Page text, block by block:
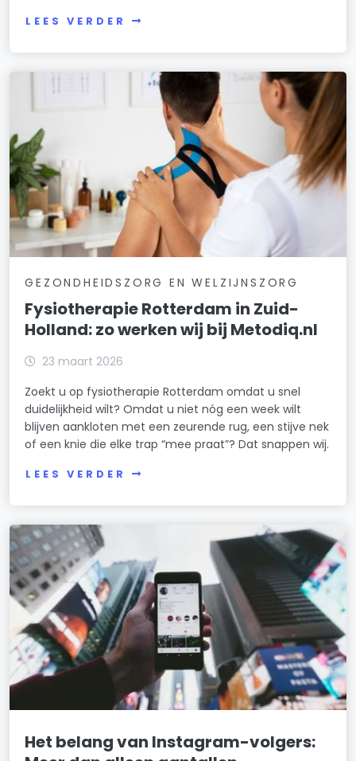
LEES VERDER
GEZONDHEIDSZORG EN WELZIJNSZORG
Fysiotherapie Rotterdam in Zuid-
Holland: zo werken wij bij Metodiq.nl
23 maart 2026
Zoekt u op fysiotherapie Rotterdam omdat u snel
duidelijkheid wilt? Omdat u niet nóg een week wilt
blijven aankloten met een zeurende rug, een stijve nek
of een knie die elke trap “mee praat”? Dat snappen wij.
LEES VERDER
Het belang van Instagram-volgers: